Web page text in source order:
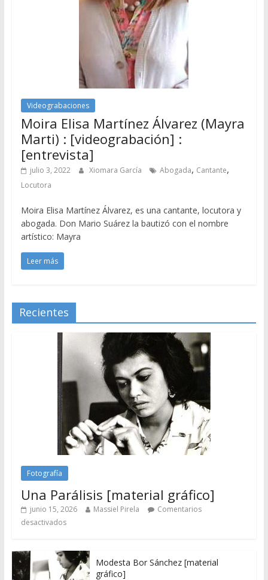
Videograbaciones
Moira Elisa Martínez Álvarez (Mayra
Marti) : [videograbación] :
[entrevista]
julio 3, 2022 Xiomara García Abogada, Cantante,
Locutora
Moira Elisa Martínez Álvarez, es una cantante, locutora y
abogada. Don Mario Suárez la bautizó con el nombre
artístico: Mayra
Leer más
Recientes
Fotografía
Una Parálisis [material gráfico]
junio 15, 2026 Massiel Pirela
Comentarios
desactivados
Modesta Bor Sánchez [material
gráfico]